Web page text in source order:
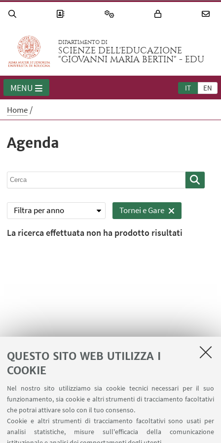
QUESTO SITO WEB UTILIZZA I
COOKIE
Nel nostro sito utilizziamo sia cookie tecnici necessari per il suo
funzionamento, sia cookie e altri strumenti di tracciamento facoltativi
che potrai attivare solo con il tuo consenso.
Cookie e altri strumenti di tracciamento facoltativi sono usati per
analisi statistiche, misure sull'efficacia della comunicazione
DIPARTIMENTO DI
SCIENZE DELL'EDUCAZIONE
"GIOVANNI MARIA BERTIN" - EDU
IT EN
MENU
Home
Agenda
Filtra per anno Tornei e Gare
La ricerca effettuata non ha prodotto risultati
Area riservata
Contatti
SEGUI IL DIPARTIMENTO SU: